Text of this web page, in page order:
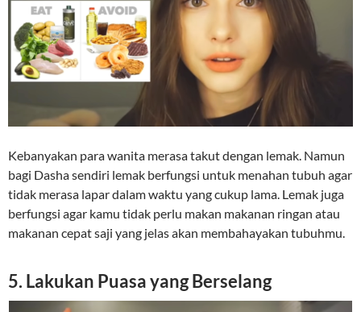
Kebanyakan para wanita merasa takut dengan lemak. Namun
bagi Dasha sendiri lemak berfungsi untuk menahan tubuh agar
tidak merasa lapar dalam waktu yang cukup lama. Lemak juga
berfungsi agar kamu tidak perlu makan makanan ringan atau
makanan cepat saji yang jelas akan membahayakan tubuhmu.
5. Lakukan Puasa yang Berselang